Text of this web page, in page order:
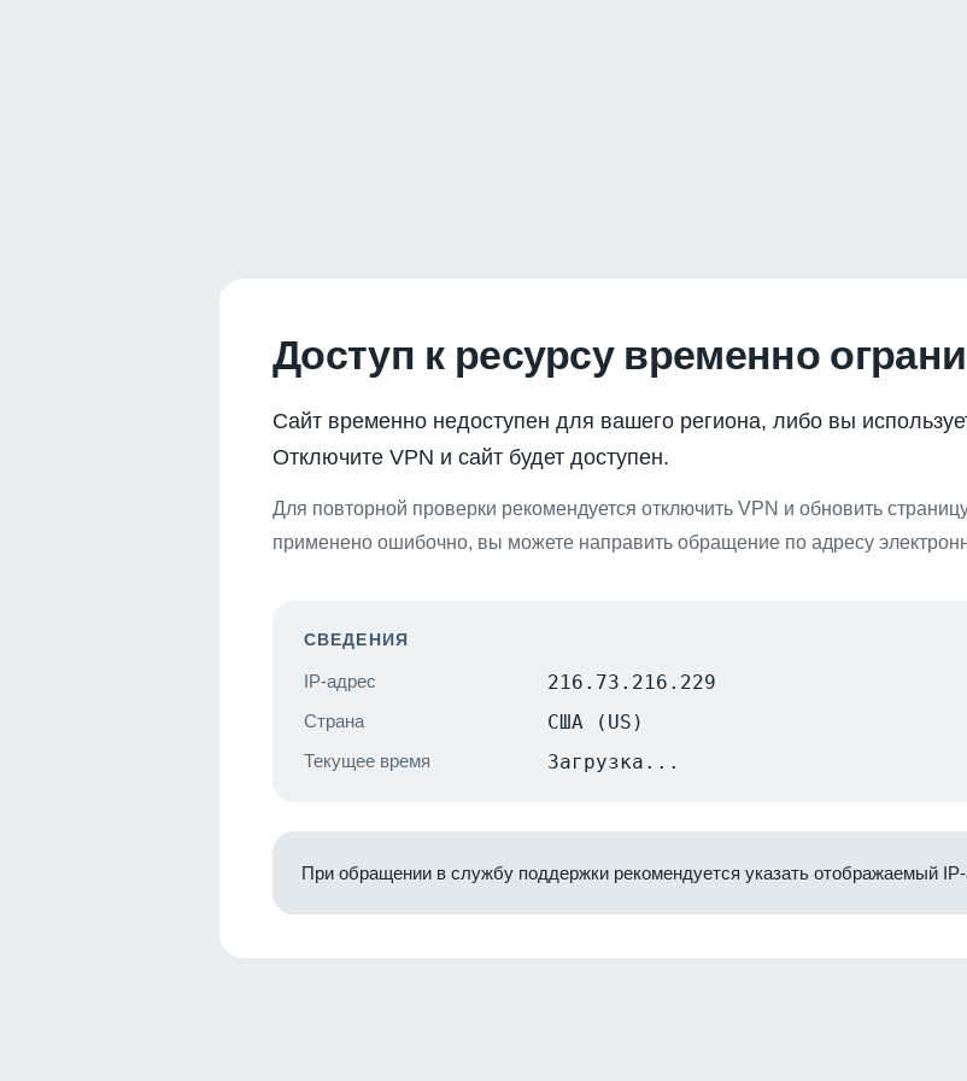
Доступ к ресурсу временно
Сайт временно недоступен для вашего региона, либо вы
Отключите VPN и сайт будет доступен.
Для повторной проверки рекомендуется отключить VPN и обновить
применено ошибочно, вы можете направить обращение по адресу
СВЕДЕНИЯ
IP-адрес 216.73.216.229
Страна США (US)
Текущее время Загрузка...
При обращении в службу поддержки рекомендуется указать отображаемый